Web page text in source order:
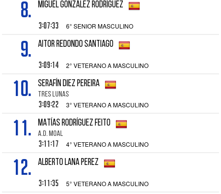
8. MIGUEL GONZÁLEZ RODRÍGUEZ
3:07:33 6° SENIOR MASCULINO
9. AITOR REDONDO SANTIAGO
3:09:14 2° VETERANO A MASCULINO
10. SERAFÍN DIEZ PEREIRA
TRES LUNAS
3:09:22 3° VETERANO A MASCULINO
11. MATÍAS RODRÍGUEZ FEITO
A.D. MOAL
3:11:17 4° VETERANO A MASCULINO
12. ALBERTO LANA PEREZ
3:11:35 5° VETERANO A MASCULINO